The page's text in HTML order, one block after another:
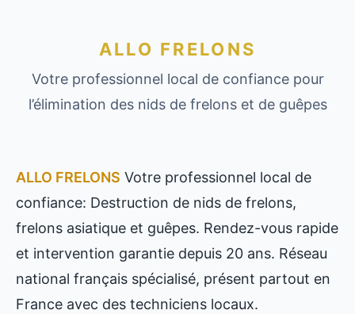
ALLO FRELONS
Votre professionnel local de confiance pour
l’élimination des nids de frelons et de guêpes
ALLO FRELONS Votre professionnel local de
confiance: Destruction de nids de frelons,
frelons asiatique et guêpes. Rendez-vous rapide
et intervention garantie depuis 20 ans. Réseau
national français spécialisé, présent partout en
France avec des techniciens locaux.